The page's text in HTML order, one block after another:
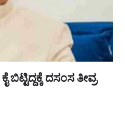
ದಸಂಸ ತೀವ್ರ